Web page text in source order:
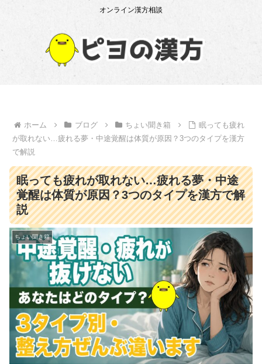
オンライン漢方相談
ホーム ブログ ちょい聞き箱
眠っても疲れ
が取れない…疲れる夢・中途覚醒は体質が原因？3つのタイプを漢方
で解説
眠っても疲れが取れない…疲れる夢・中途
覚醒は体質が原因？3つのタイプを漢方で解
説
ちょい聞き箱